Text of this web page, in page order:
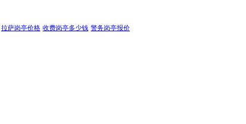
拉萨岗亭价格 收费岗亭多少钱 警务岗亭报价